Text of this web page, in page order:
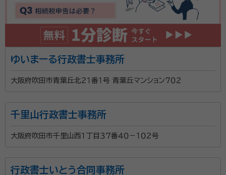
ゆいまーる行政書士事務所
大阪府吹田市青葉丘北２１番１号 青葉丘マンション７０２
千里山行政書士事務所
大阪府吹田市千里山西１丁目３７番４０－１０２号
行政書士いとう合同事務所